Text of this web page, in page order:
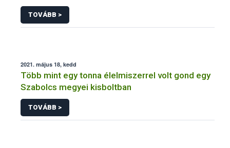
TOVÁBB >
2021. május 18, kedd
Több mint egy tonna élelmiszerrel volt gond egy
Szabolcs megyei kisboltban
TOVÁBB >